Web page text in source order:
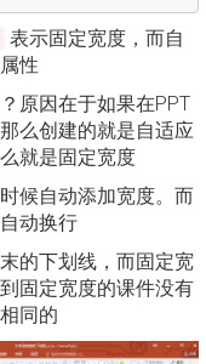
表示固定宽度，而自
性
原因在于如果在PPT
么创建的就是自适应
就是固定宽度
候自动添加宽度。而
动换行
的下划线，而固定宽
固定宽度的课件没有
同的